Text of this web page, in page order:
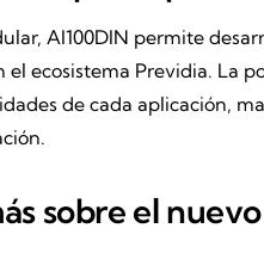
AI100DIN permite
ecosistema Previdia. La
de cada aplicación,
sobre el